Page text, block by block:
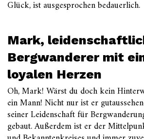
Glück, ist ausgesprochen bedauerlich.
Mark,
Bergwanderer mit
loyalen Herzen
Oh, Mark! Wärst du doch kein
ein Mann! Nicht nur ist er
seiner Leidenschaft für
gebaut. Außerdem ist er der